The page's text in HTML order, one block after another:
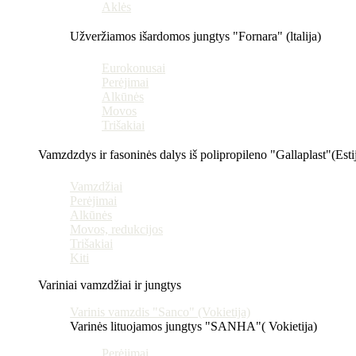
Aklės
Užveržiamos išardomos jungtys "Fornara" (ltalija)
Eurokonusai
Perėjimai
Alkūnės
Movos
Trišakiai
Vamzdzdys ir fasoninės dalys iš polipropileno
Vamzdžiai
Perėjimai
Alkūnės
Movos, redukcijos
Trišakiai
Kiti
Variniai vamzdžiai ir jungtys
Varinis vamzdis "Sanco" (Vokietija)
Varinės lituojamos jungtys "SANHA"( Vokietija)
Perėjimai